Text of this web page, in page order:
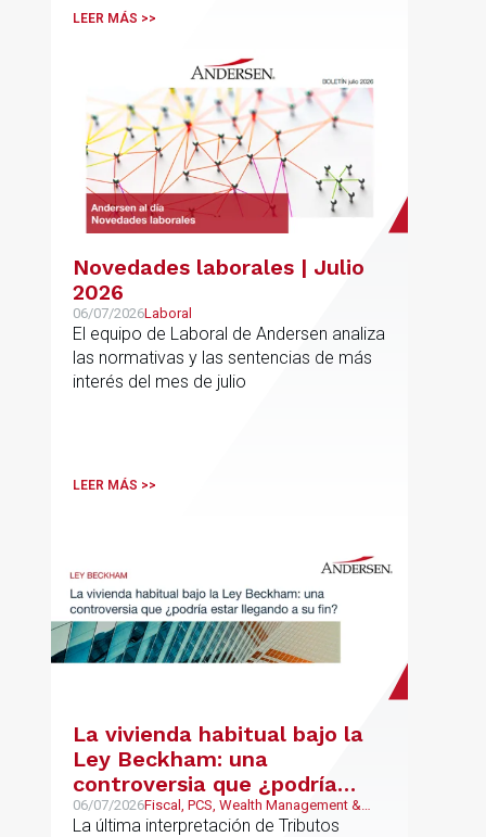
LEER MÁS >>
Novedades laborales | Julio
2026
06/07/2026Laboral
El equipo de Laboral de Andersen analiza
las normativas y las sentencias de más
interés del mes de julio
LEER MÁS >>
La vivienda habitual bajo la
Ley Beckham: una
controversia que ¿podría
estar llegando a su fin?
06/07/2026Fiscal, PCS, Wealth Management &
Family Business
La última interpretación de Tributos